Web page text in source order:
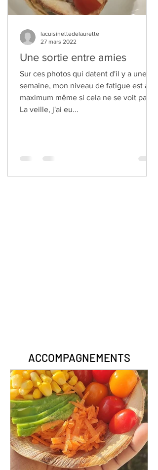
Une sortie entre amies
Sur ces photos qui datent d'il y a une
semaine, mon niveau de fatigue est au
maximum même si cela ne se voit pas.
La veille, j'ai eu...
lacuisinettedelaurette
27 mars 2022
ACCOMPAGNEMENTS